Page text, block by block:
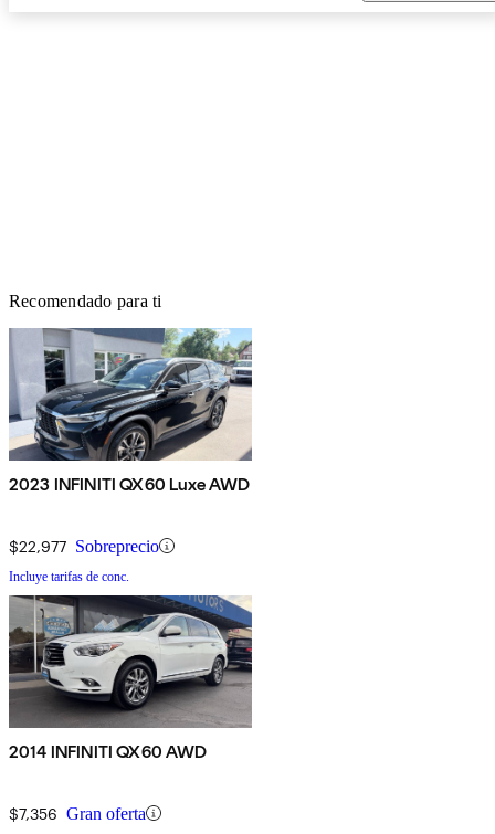
Recomendado para ti
2023 INFINITI QX60 Luxe AWD
$22,977 Sobreprecio
Incluye tarifas de conc.
2014 INFINITI QX60 AWD
$7,356 Gran oferta